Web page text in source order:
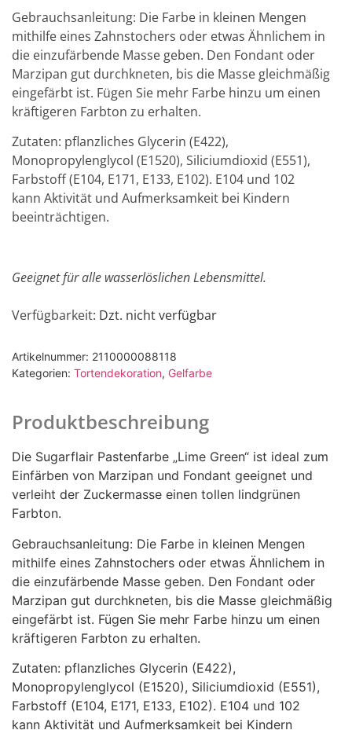
Gebrauchsanleitung: Die Farbe in kleinen Mengen
mithilfe eines Zahnstochers oder etwas Ähnlichem in
die einzufärbende Masse geben. Den Fondant oder
Marzipan gut durchkneten, bis die Masse gleichmäßig
eingefärbt ist. Fügen Sie mehr Farbe hinzu um einen
kräftigeren Farbton zu erhalten.
Zutaten: pflanzliches Glycerin (E422),
Monopropylenglycol (E1520), Siliciumdioxid (E551),
Farbstoff (E104, E171, E133, E102). E104 und 102
kann Aktivität und Aufmerksamkeit bei Kindern
beeinträchtigen.
Geeignet für alle wasserlöslichen Lebensmittel.
Verfügbarkeit: Dzt. nicht verfügbar
Artikelnummer: 2110000088118
Kategorien: Tortendekoration, Gelfarbe
Produktbeschreibung
Die Sugarflair Pastenfarbe „Lime Green“ ist ideal zum
Einfärben von Marzipan und Fondant geeignet und
verleiht der Zuckermasse einen tollen lindgrünen
Farbton.
Gebrauchsanleitung: Die Farbe in kleinen Mengen
mithilfe eines Zahnstochers oder etwas Ähnlichem in
die einzufärbende Masse geben. Den Fondant oder
Marzipan gut durchkneten, bis die Masse gleichmäßig
eingefärbt ist. Fügen Sie mehr Farbe hinzu um einen
kräftigeren Farbton zu erhalten.
Zutaten: pflanzliches Glycerin (E422),
Monopropylenglycol (E1520), Siliciumdioxid (E551),
Farbstoff (E104, E171, E133, E102). E104 und 102
kann Aktivität und Aufmerksamkeit bei Kindern